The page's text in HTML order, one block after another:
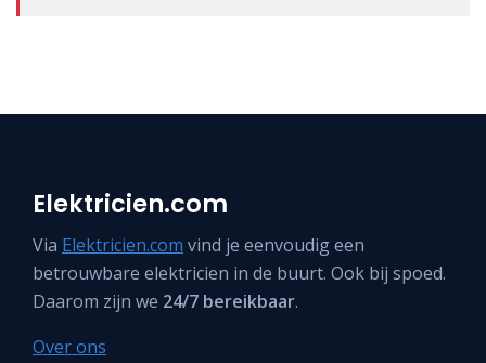
Elektricien.com
Via Elektricien.com vind je eenvoudig een
betrouwbare elektricien in de buurt. Ook bij spoed.
Daarom zijn we 24/7 bereikbaar.
Over ons